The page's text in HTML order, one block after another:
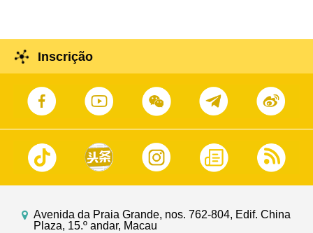
Inscrição
Avenida da Praia Grande, nos. 762-804, Edif. China
Plaza, 15.º andar, Macau